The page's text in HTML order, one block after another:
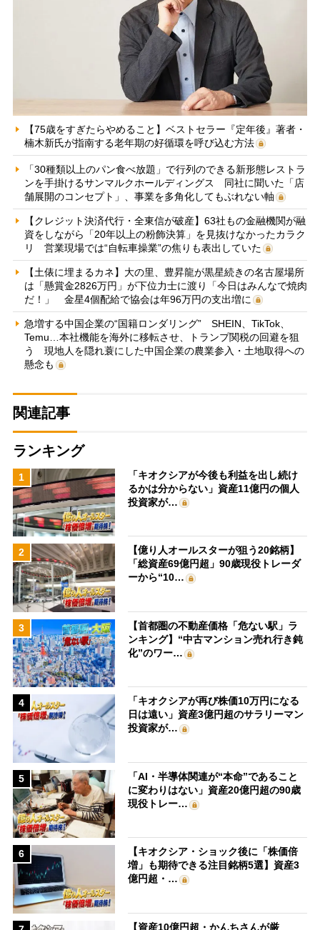
【75歳をすぎたらやめること】ベストセラー『定年後』著者・
楠木新氏が指南する老年期の好循環を呼び込む方法
「30種類以上のパン食べ放題」で行列のできる新形態レストラ
ンを手掛けるサンマルクホールディングス 同社に聞いた「店
舗展開のコンセプト」、事業を多角化してもぶれない軸
【クレジット決済代行・全東信が破産】63社もの金融機関が融
資をしながら「20年以上の粉飾決算」を見抜けなかったカラク
リ 営業現場では“自転車操業”の焦りも表出していた
【土俵に埋まるカネ】大の里、豊昇龍が黒星続きの名古屋場所
は「懸賞金2826万円」が下位力士に渡り「今日はみんなで焼肉
だ！」 金星4個配給で協会は年96万円の支出増に
急増する中国企業の“国籍ロンダリング” SHEIN、TikTok、
Temu…本社機能を海外に移転させ、トランプ関税の回避を狙
う 現地人を隠れ蓑にした中国企業の農業参入・土地取得への
懸念も
関連記事
ランキング
1
「キオクシアが今後も利益を出し続け
るかは分からない」資産11億円の個人
投資家が…
2
【億り人オールスターが狙う20銘柄】
「総資産69億円超」90歳現役トレーダ
ーから“10…
3
【首都圏の不動産価格「危ない駅」ラ
ンキング】“中古マンション売れ行き鈍
化”のワー…
4
「キオクシアが再び株価10万円になる
日は遠い」資産3億円超のサラリーマン
投資家が…
5
「AI・半導体関連が“本命”であること
に変わりはない」資産20億円超の90歳
現役トレー…
6
【キオクシア・ショック後に「株価倍
増」も期待できる注目銘柄5選】資産3
億円超・…
【資産10億円超・かんちさんが厳